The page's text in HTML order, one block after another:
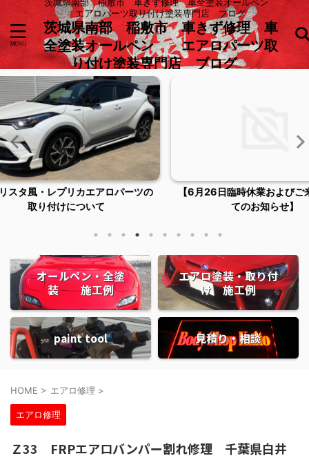
エアロパーツ取り付け塗装専門店 ブログ
茨城県南部 稲敷市 車きず修理 車
全塗装オールペン エアロパーツ取
り付け塗装専門店 ブログ
パーツの
【6月26日臨時休業およびご来店につい
稲敷市潮
オールペン・全塗
装 施工例
エアロ塗装・取り付
け 施工例
paint tool 見積り・相談
HOME > エアロ修理 >
エアロ修理
Ｚ33 FRPエアロバンパー割れ修理 千葉県白井